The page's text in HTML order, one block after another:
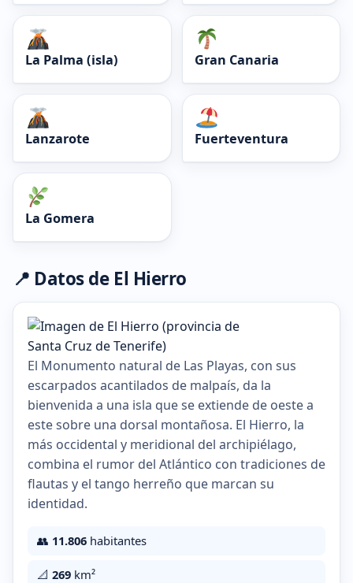
La Palma (isla) Gran Canaria
Lanzarote Fuerteventura
La Gomera
📍 Datos de El Hierro
El Monumento natural de Las Playas, con sus
escarpados acantilados de malpaís, da la
bienvenida a una isla que se extiende de oeste a
este sobre una dorsal montañosa. El Hierro, la
más occidental y meridional del archipiélago,
combina el rumor del Atlántico con tradiciones de
flautas y el tango herreño que marcan su
identidad.
👥 11.806 habitantes
📐 269 km²